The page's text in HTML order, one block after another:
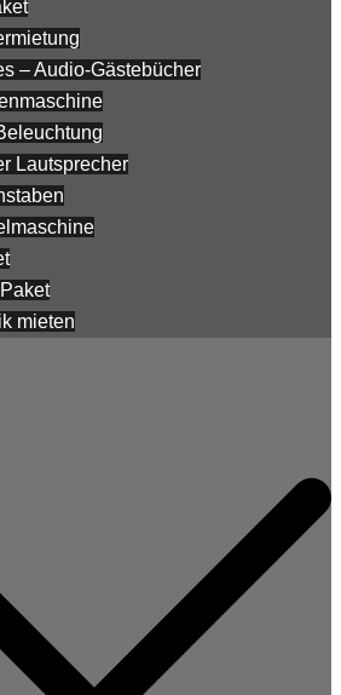
– Audio-Gästebücher
Lautsprecher
mieten